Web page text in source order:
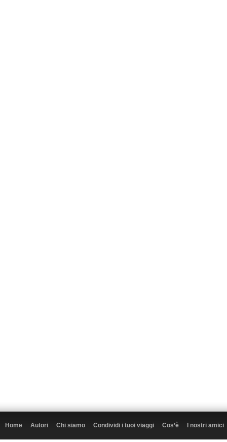
Home Autori Chi siamo Condividi i tuoi viaggi Cos’è I nostri amici